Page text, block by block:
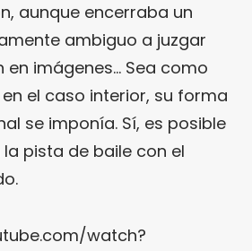
aunque encerraba un
ambiguo a juzgar
imágenes… Sea como
el caso interior, su forma
se imponía. Sí, es posible
pista de baile con el
watch?